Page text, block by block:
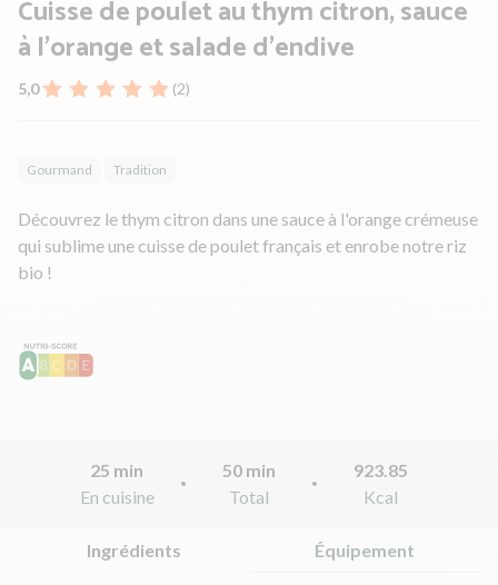
Cuisse de poulet au thym citron, sauce
à l'orange et salade d'endive
5,0 (2)
Gourmand Tradition
Découvrez le thym citron dans une sauce à l'orange crémeuse
qui sublime une cuisse de poulet français et enrobe notre riz
bio !
25 min
En cuisine
50 min
Total
923.85
Kcal
Ingrédients Équipement